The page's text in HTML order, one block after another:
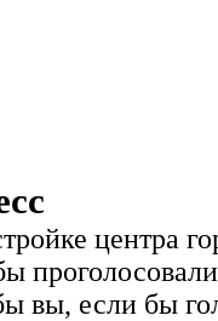
центра
вы, если бы